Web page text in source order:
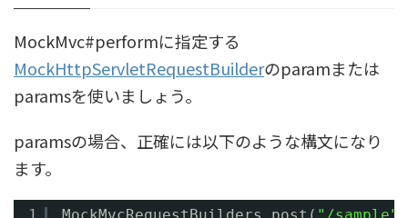
MockMvc#performに指定する
MockHttpServletRequestBuilderのparamまたは
paramsを使いましょう。
paramsの場合、正確には以下のような構文になり
ます。